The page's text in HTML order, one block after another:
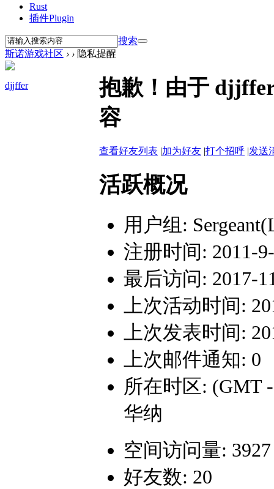
Rust
插件Plugin
搜索
斯诺游戏社区 › › 隐私提醒
djjffer
抱歉！由于
容
查看好友列表 |加为好友 |打个招呼 |发送
活跃概况
用户组:
注册时间: 2011-
最后访问: 2017-
上次活动时间:
上次发表时间:
上次邮件通知: 0
所在时区: (GMT
华纳
空间访问量: 3927
好友数: 20